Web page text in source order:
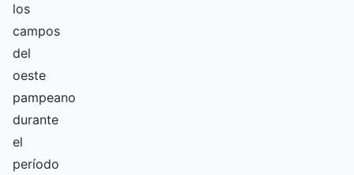
los
campos
del
oeste
pampeano
durante
el
período